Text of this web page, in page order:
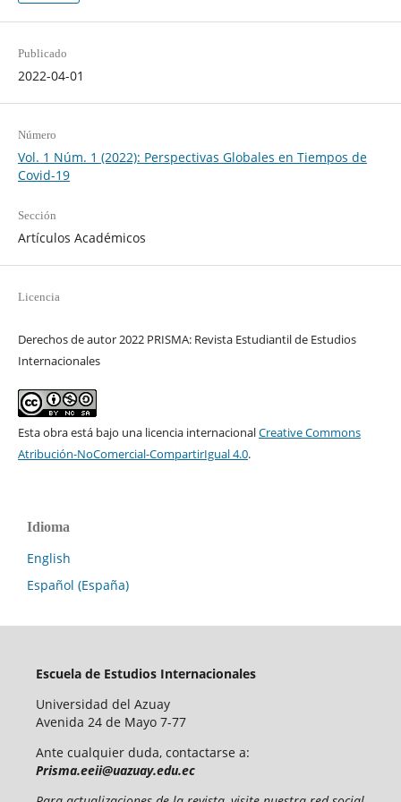
Publicado
2022-04-01
Número
Vol. 1 Núm. 1 (2022): Perspectivas Globales en Tiempos de
Covid-19
Sección
Artículos Académicos
Licencia
Derechos de autor 2022 PRISMA: Revista Estudiantil de Estudios
Internacionales
Esta obra está bajo una licencia internacionalCreative Commons
Atribución-NoComercial-CompartirIgual 4.0.
Idioma
English
Español (España)
Escuela de Estudios Internacionales
Universidad del Azuay
Avenida 24 de Mayo 7-77
Ante cualquier duda, contactarse a:
Prisma.eeii@uazuay.edu.ec